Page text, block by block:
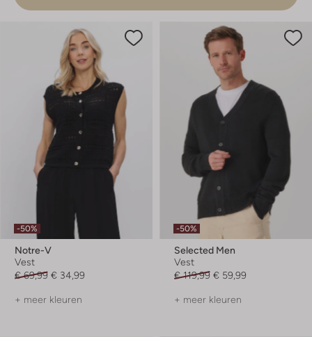
-50%
Notre-V
Vest
€ 69,99 € 34,99
+ meer kleuren
-50%
Selected Men
Vest
€ 119,99 € 59,99
+ meer kleuren